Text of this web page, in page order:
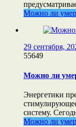
Можно ли
29 сентября,
55649
Можно ли
Энергетики
систему.
Можно ли